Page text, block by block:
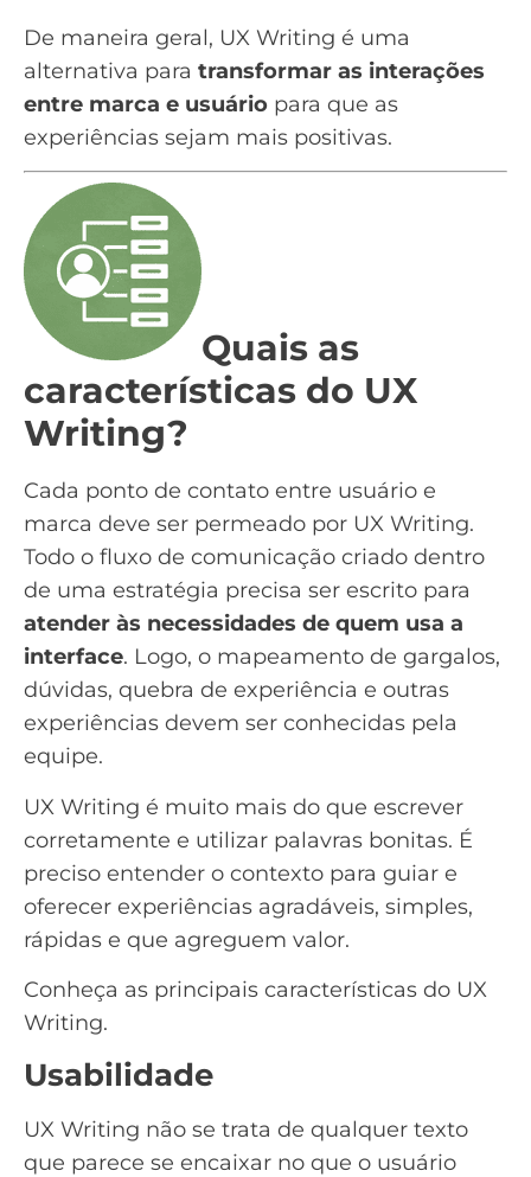
De maneira geral, UX Writing é uma
alternativa para transformar as interações
entre marca e usuário para que as
experiências sejam mais positivas.
Quais as
características do UX
Writing?
Cada ponto de contato entre usuário e
marca deve ser permeado por UX Writing.
Todo o fluxo de comunicação criado dentro
de uma estratégia precisa ser escrito para
atender às necessidades de quem usa a
interface. Logo, o mapeamento de gargalos,
dúvidas, quebra de experiência e outras
experiências devem ser conhecidas pela
equipe.
UX Writing é muito mais do que escrever
corretamente e utilizar palavras bonitas. É
preciso entender o contexto para guiar e
oferecer experiências agradáveis, simples,
rápidas e que agreguem valor.
Conheça as principais características do UX
Writing.
Usabilidade
UX Writing não se trata de qualquer texto
que parece se encaixar no que o usuário